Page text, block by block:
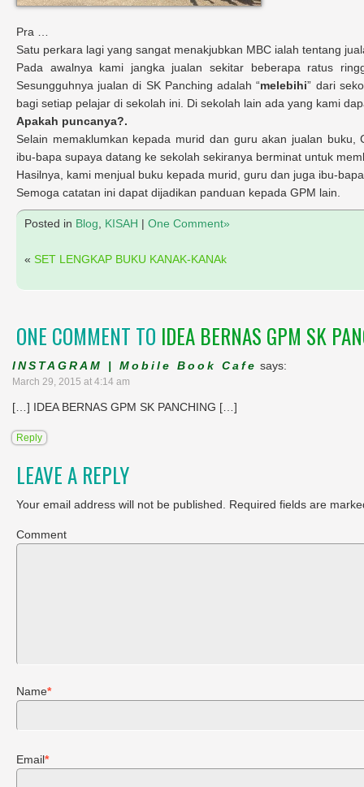
Pra …
Satu perkara lagi yang sangat menakjubkan MBC ialah tentang
Pada awalnya kami jangka jualan sekitar beberapa ratus
Sesungguhnya jualan di SK Panching adalah “melebihi” dari
bagi setiap pelajar di sekolah ini. Di sekolah lain ada yang kami
Apakah puncanya?.
Selain memaklumkan kepada murid dan guru akan jualan buku,
ibu-bapa supaya datang ke sekolah sekiranya berminat untuk
Hasilnya, kami menjual buku kepada murid, guru dan juga ibu-
Semoga catatan ini dapat dijadikan panduan kepada GPM lain.
Posted in Blog KISAH | One Comment»
« SET LENGKAP BUKU KANAK-KANAk
ONE COMMENT TO IDEA BERNAS GPM SK
INSTAGRAM | Mobile Book Cafe says:
March 29, 2015 at 4:14 am
[…] IDEA BERNAS GPM SK PANCHING […]
Reply
LEAVE A REPLY
Your email address will not be published. Required fields are
Comment
Name*
Email*